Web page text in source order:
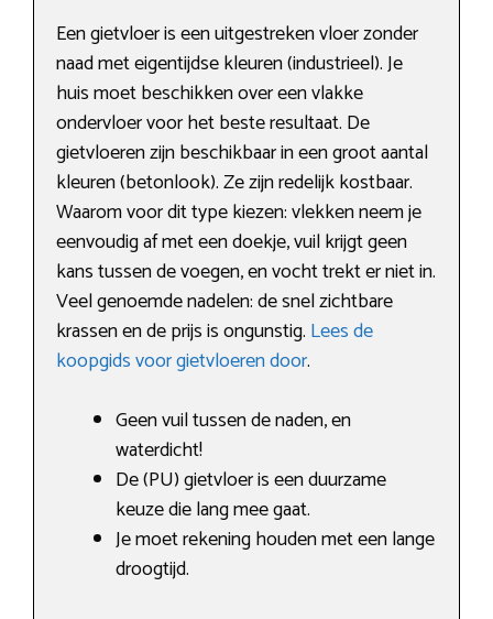
Een gietvloer is een uitgestreken vloer zonder
naad met eigentijdse kleuren (industrieel). Je
huis moet beschikken over een vlakke
ondervloer voor het beste resultaat. De
gietvloeren zijn beschikbaar in een groot aantal
kleuren (betonlook). Ze zijn redelijk kostbaar.
Waarom voor dit type kiezen: vlekken neem je
eenvoudig af met een doekje, vuil krijgt geen
kans tussen de voegen, en vocht trekt er niet in.
Veel genoemde nadelen: de snel zichtbare
krassen en de prijs is ongunstig. Lees de
koopgids voor gietvloeren door.
Geen vuil tussen de naden, en
waterdicht!
De (PU) gietvloer is een duurzame
keuze die lang mee gaat.
Je moet rekening houden met een lange
droogtijd.